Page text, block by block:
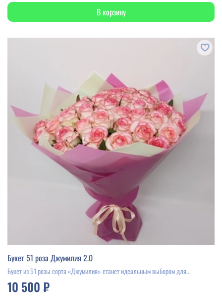
В корзину
Букет 51 роза Джумилия 2.0
Букет из 51 розы сорта «Джумилия» станет идеальным выбором для...
10 500 ₽